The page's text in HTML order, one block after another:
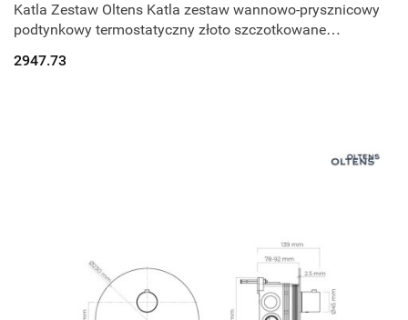
Katla Zestaw Oltens Katla zestaw wannowo-prysznicowy
podtynkowy termostatyczny złoto szczotkowane
2947.73